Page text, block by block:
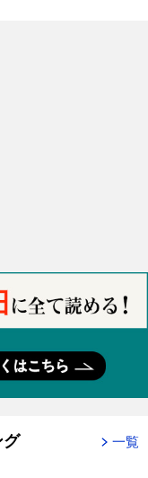
グ 一覧